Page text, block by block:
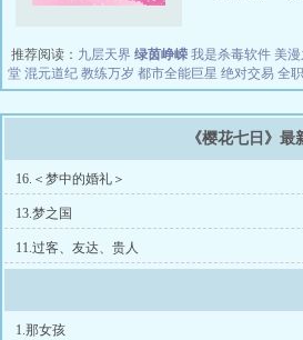
推荐阅读： 九层天界 绿茵峥嵘 我是杀毒软件 美
堂 混元道纪 教练万岁 都市全能巨星 绝对交易 全
《樱花七日》最
16.＜梦中的婚礼＞
13.梦之国
11.过客、友达、贵人
1.那女孩